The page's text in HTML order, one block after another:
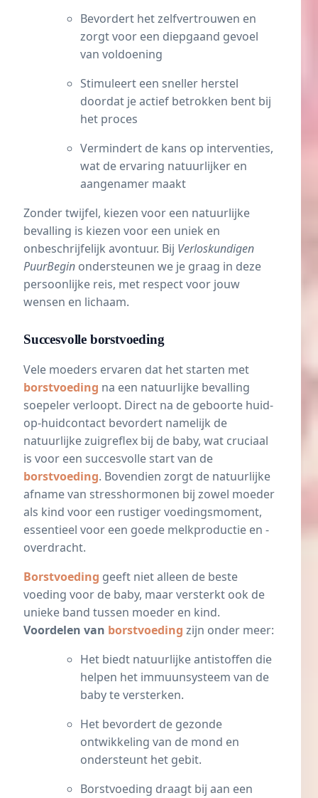
Bevordert het zelfvertrouwen en
zorgt voor een diepgaand gevoel
van voldoening
Stimuleert een sneller herstel
doordat je actief betrokken bent bij
het proces
Vermindert de kans op interventies,
wat de ervaring natuurlijker en
aangenamer maakt
Zonder twijfel, kiezen voor een natuurlijke
bevalling is kiezen voor een uniek en
onbeschrijfelijk avontuur. Bij Verloskundigen
PuurBegin ondersteunen we je graag in deze
persoonlijke reis, met respect voor jouw
wensen en lichaam.
Succesvolle borstvoeding
Vele moeders ervaren dat het starten met
borstvoeding na een natuurlijke bevalling
soepeler verloopt. Direct na de geboorte huid-
op-huidcontact bevordert namelijk de
natuurlijke zuigreflex bij de baby, wat cruciaal
is voor een succesvolle start van de
borstvoeding. Bovendien zorgt de natuurlijke
afname van stresshormonen bij zowel moeder
als kind voor een rustiger voedingsmoment,
essentieel voor een goede melkproductie en -
overdracht.
Borstvoeding geeft niet alleen de beste
voeding voor de baby, maar versterkt ook de
unieke band tussen moeder en kind.
Voordelen van borstvoeding zijn onder meer:
Het biedt natuurlijke antistoffen die
helpen het immuunsysteem van de
baby te versterken.
Het bevordert de gezonde
ontwikkeling van de mond en
ondersteunt het gebit.
Borstvoeding draagt bij aan een